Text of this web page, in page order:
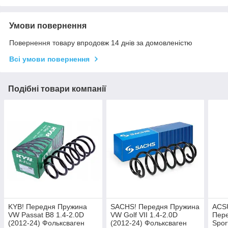
Умови повернення
Повернення товару впродовж 14 днів за домовленістю
Всі умови повернення
Подібні товари компанії
KYB! Передня Пружина
VW Passat B8 1.4-2.0D
(2012-24) Фольксваген
SACHS! Передня Пружина
VW Golf VII 1.4-2.0D
(2012-24) Фольксваген